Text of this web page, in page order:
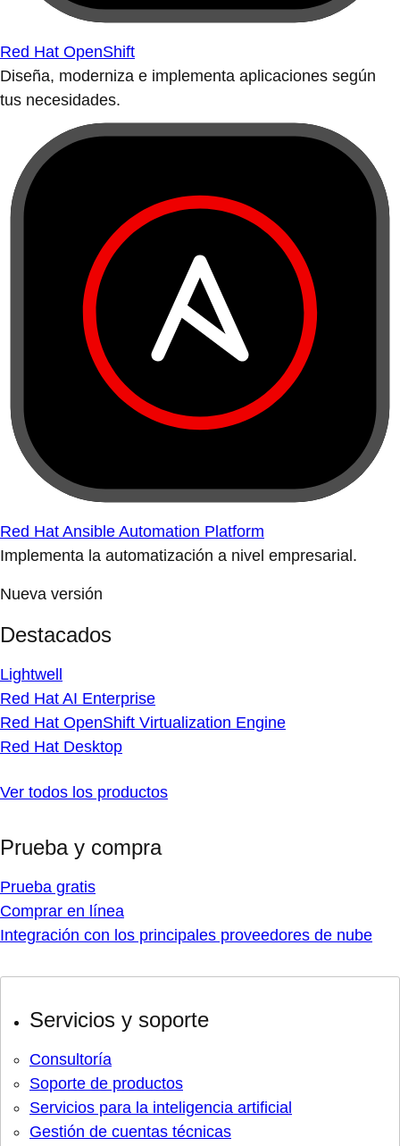
Red Hat OpenShift
Diseña, moderniza e implementa aplicaciones según
tus necesidades.
Red Hat Ansible Automation Platform
Implementa la automatización a nivel empresarial.
Nueva versión
Destacados
Lightwell
Red Hat AI Enterprise
Red Hat OpenShift Virtualization Engine
Red Hat Desktop
Ver todos los productos
Prueba y compra
Prueba gratis
Comprar en línea
Integración con los principales proveedores de nube
Servicios y soporte
Consultoría
Soporte de productos
Servicios para la inteligencia artificial
Gestión de cuentas técnicas